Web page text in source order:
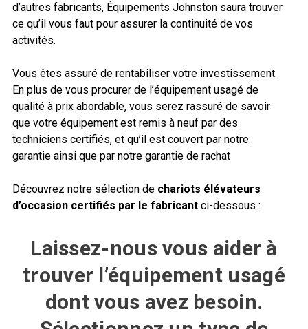
d’autres fabricants, Équipements Johnston saura trouver
ce qu’il vous faut pour assurer la continuité de vos
activités.
Vous êtes assuré de rentabiliser votre investissement.
En plus de vous procurer de l’équipement usagé de
qualité à prix abordable, vous serez rassuré de savoir
que votre équipement est remis à neuf par des
techniciens certifiés, et qu’il est couvert par notre
garantie ainsi que par notre garantie de rachat
Découvrez notre sélection de chariots élévateurs
d’occasion certifiés par le fabricant ci-dessous :
Laissez-nous vous aider à
trouver l’équipement usagé
dont vous avez besoin.